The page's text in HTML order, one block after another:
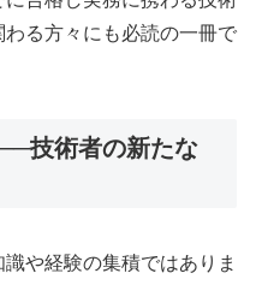
る方々にも必読の一冊で
技術者の新たな
や経験の集積ではありま